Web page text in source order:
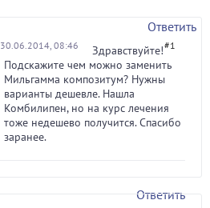
Ответить
30.06.2014, 08:46 #1
Здравствуйте!
Подскажите чем можно заменить
Мильгамма композитум? Нужны
варианты дешевле. Нашла
Комбилипен, но на курс лечения
тоже недешево получится. Спасибо
заранее.
Ответить